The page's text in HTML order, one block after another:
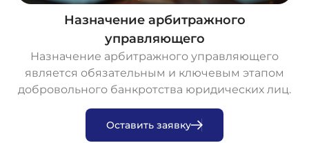
Назначение арбитражного
управляющего
Назначение арбитражного управляющего
является обязательным и ключевым этапом
добровольного банкротства юридических лиц.
Оставить заявку